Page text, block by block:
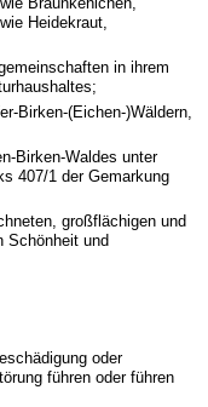
Heidekraut,
in ihrem
Birken-(Eichen-)Wäldern,
Birken-Waldes unter
407/1 der Gemarkung
großflächigen und
Schönheit und
oder
führen oder führen